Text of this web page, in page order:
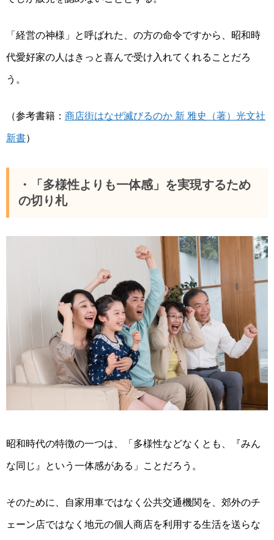
「経営の神様」と呼ばれた、の方の命令ですから、昭和時
代愛好家の人はきっと喜んで受け入れてくれることだろ
う。
（参考書籍： 商店街はなぜ滅びるのか 新 雅史（著）光文社
新書）
・「多様性よりも一体感」を実現するため
の切り札
昭和時代の特徴の一つは、「多様性などなくとも、『みん
な同じ』という一体感がある」ことだろう。
そのために、自家用車ではなく公共交通機関を、郊外のチ
ェーン店ではなく地元の個人商店を利用する生活を送らな